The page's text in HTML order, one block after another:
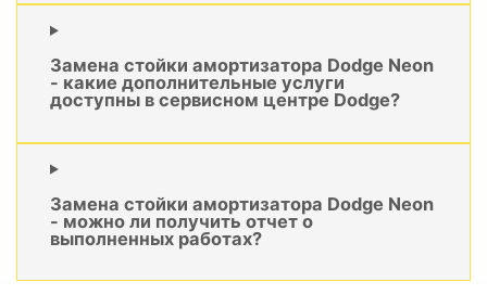
Замена стойки амортизатора Dodge Neon
- какие дополнительные услуги
доступны в сервисном центре Dodge?
Замена стойки амортизатора Dodge Neon
- можно ли получить отчет о
выполненных работах?